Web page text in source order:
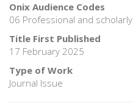
Onix Audience Codes
06 Professional and scholarly
Title First Published
17 February 2025
Type of Work
Journal Issue